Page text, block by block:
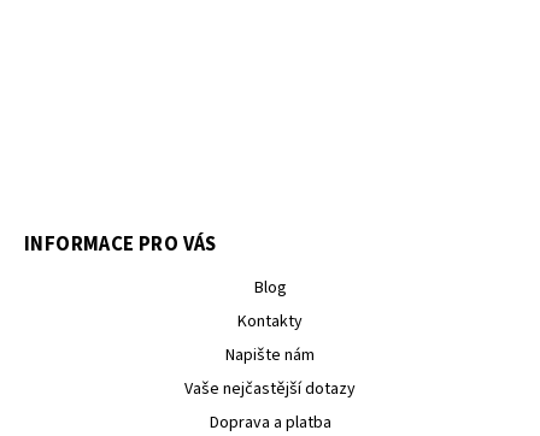
INFORMACE PRO VÁS
Blog
Kontakty
Napište nám
Vaše nejčastější dotazy
Doprava a platba